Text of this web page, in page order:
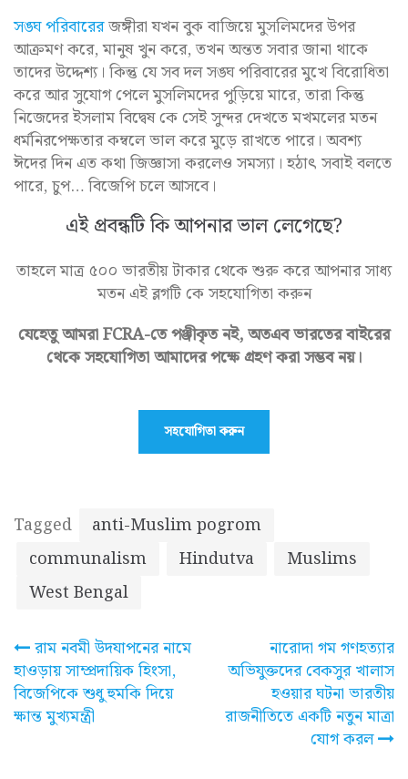
সঙ্ঘ পরিবারেরজঙ্গীরা যখন বুক বাজিয়ে মুসলিমদের উপর
আক্রমণ করে, মানুষ খুন করে, তখন অন্তত সবার জানা থাকে
তাদের উদ্দেশ্য। কিন্তু যে সব দল সঙ্ঘ পরিবারের মুখে বিরোধিতা
করে আর সুযোগ পেলে মুসলিমদের পুড়িয়ে মারে, তারা কিন্তু
নিজেদের ইসলাম বিদ্বেষ কে সেই সুন্দর দেখতে মখমলের মতন
ধর্মনিরপেক্ষতার কম্বলে ভাল করে মুড়ে রাখতে পারে। অবশ্য
ঈদের দিন এত কথা জিজ্ঞাসা করলেও সমস্যা। হঠাৎ সবাই বলতে
পারে, চুপ… বিজেপি চলে আসবে।
এই প্রবন্ধটি কি আপনার ভাল লেগেছে?
তাহলে মাত্র ৫০০ ভারতীয় টাকার থেকে শুরু করে আপনার সাধ্য
মতন এই ব্লগটি কে সহযোগিতা করুন
যেহেতু আমরা FCRA-তে পঞ্জীকৃত নই, অতএব ভারতের বাইরের
থেকে সহযোগিতা আমাদের পক্ষে গ্রহণ করা সম্ভব নয়।
সহযোগিতা করুন
Tagged
anti-Muslim pogrom
communalism
Hindutva
Muslims
West Bengal
Post
navigation
রাম নবমী উদযাপনের নামে
হাওড়ায় সাম্প্রদায়িক হিংসা,
বিজেপিকে শুধু হুমকি দিয়ে
ক্ষান্ত মুখ্যমন্ত্রী
নারোদা গম গণহত্যার
অভিযুক্তদের বেকসুর খালাস
হওয়ার ঘটনা ভারতীয়
রাজনীতিতে একটি নতুন মাত্রা
যোগ করল